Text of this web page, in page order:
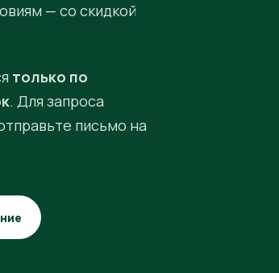
— со скидкой
только по
. Для запроса
письмо на